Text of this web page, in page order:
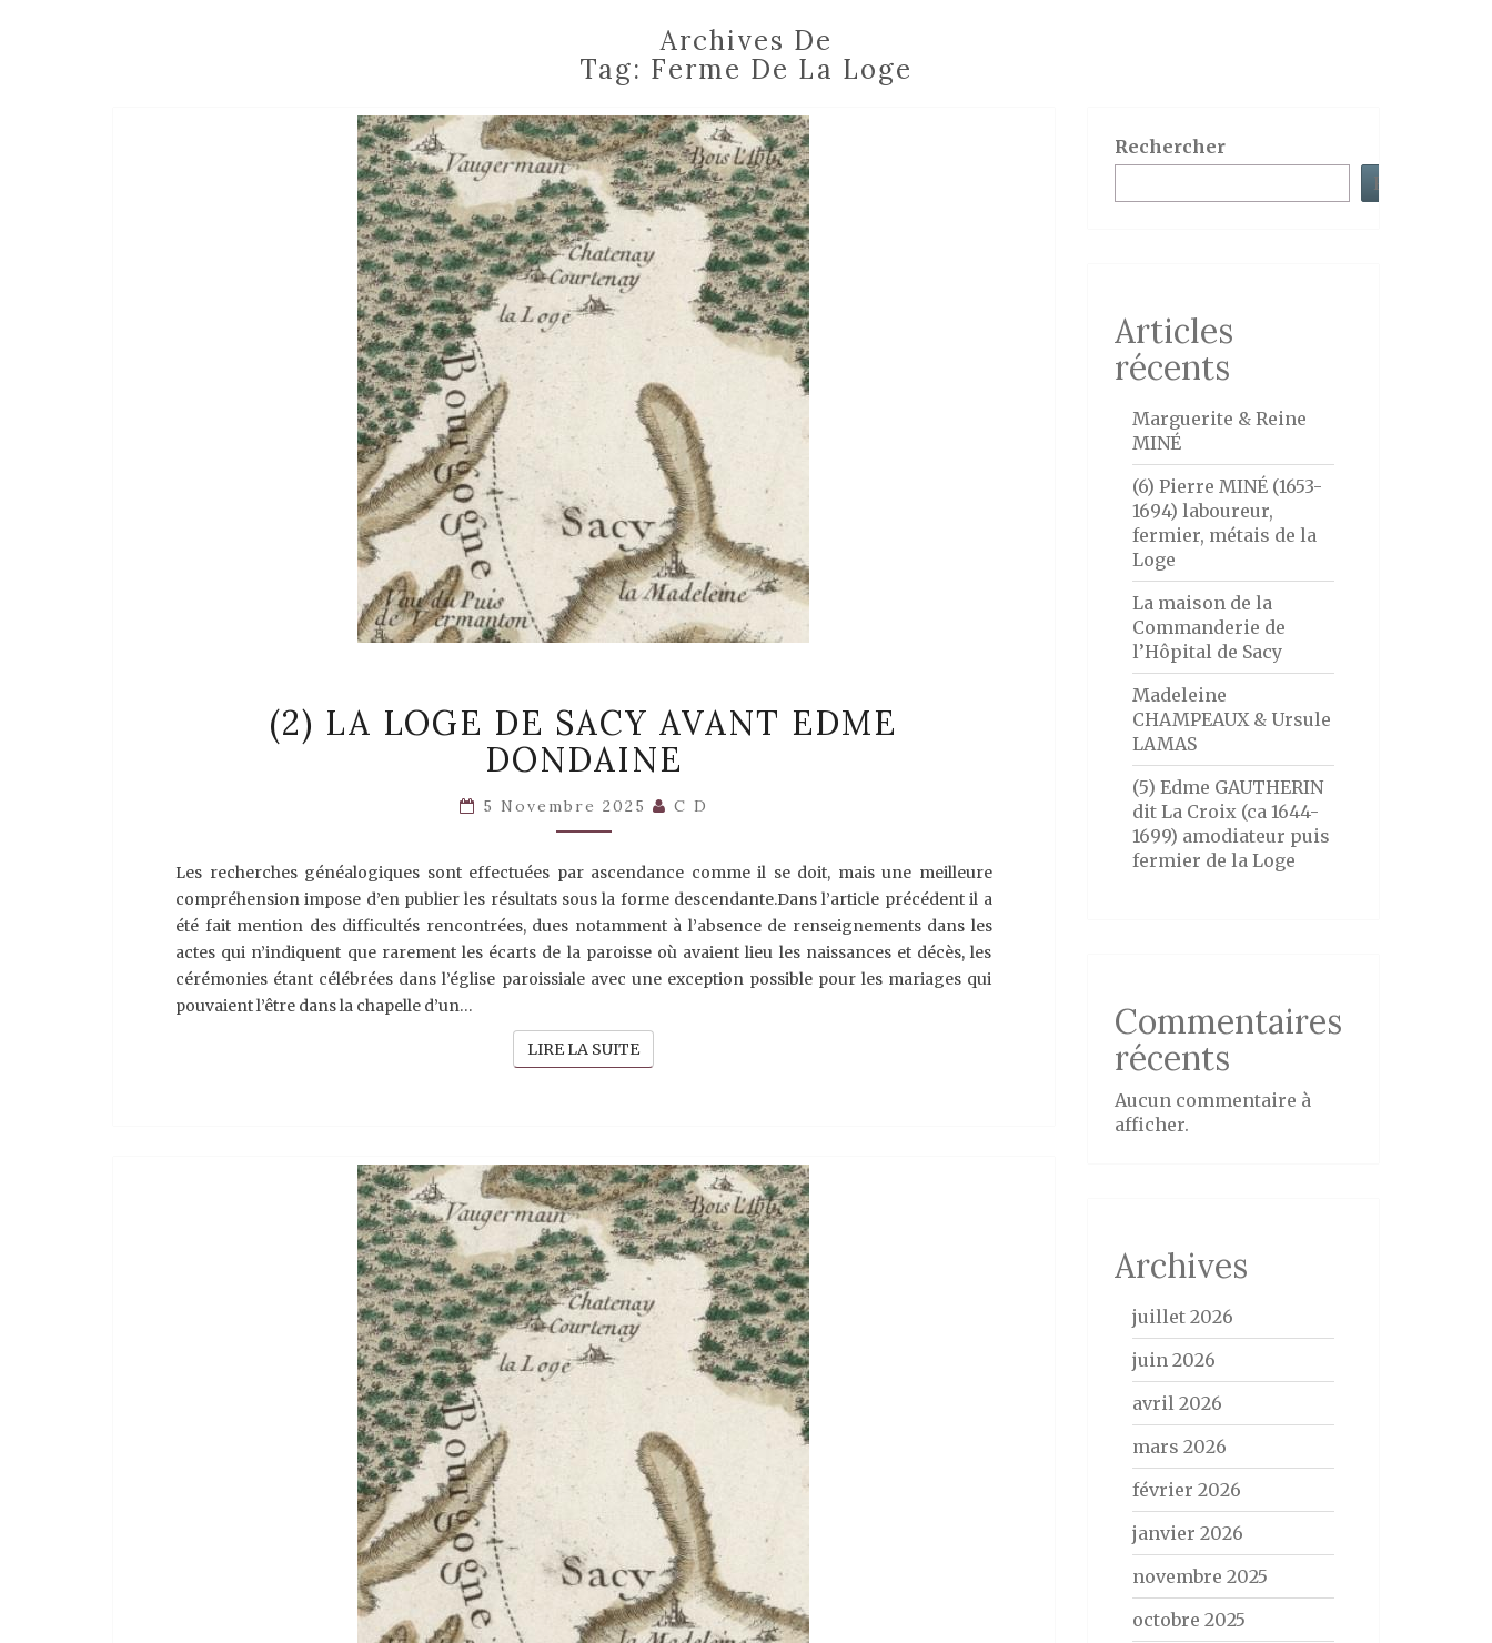
Archives De
Tag: Ferme De La Loge
LA
LOGE
DE
AVANT
EDME
(2) LA LOGE DE SACY AVANT EDME
DONDAINE
5 Novembre 2025 C D
Les recherches généalogiques sont effectuées par ascendance comme il se doit, mais une meilleure
compréhension impose d’en publier les résultats sous la forme descendante.Dans l’article précédent il a
été fait mention des difficultés rencontrées, dues notamment à l’absence de renseignements dans les
actes qui n’indiquent que rarement les écarts de la paroisse où avaient lieu les naissances et décès, les
cérémonies étant célébrées dans l’église paroissiale avec une exception possible pour les mariages qui
pouvaient l’être dans la chapelle d’un…
LIRE LA SUITELIRE LA SUITE
Rechercher
Rechercher
Articles
récents
Marguerite & Reine
MINÉ
(6) Pierre MINÉ (1653-
1694) laboureur,
fermier, métais de la
Loge
La maison de la
Commanderie de
l’Hôpital de Sacy
Madeleine
CHAMPEAUX & Ursule
LAMAS
(5) Edme GAUTHERIN
dit La Croix (ca 1644-
1699) amodiateur puis
fermier de la Loge
Commentaires
récents
Aucun commentaire à
afficher.
Archives
juillet 2026
juin 2026
avril 2026
mars 2026
février 2026
janvier 2026
novembre 2025
octobre 2025